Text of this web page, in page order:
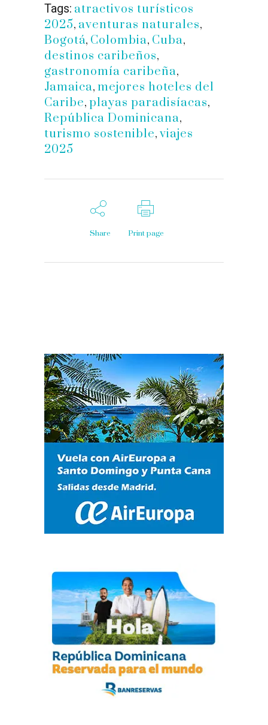
Tags: atractivos turísticos
2025, aventuras naturales,
Bogotá, Colombia, Cuba,
destinos caribeños,
gastronomía caribeña,
Jamaica, mejores hoteles del
Caribe, playas paradisíacas,
República Dominicana,
turismo sostenible,viajes
2025
Share Print page